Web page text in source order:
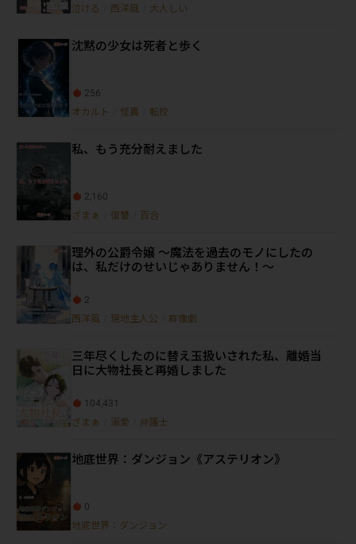
泣ける 西洋風 大人しい
沈黙の少女は死者と歩く
256
オカルト 怪異 転校
私、もう充分耐えました
2,160
ざまぁ 復讐 百合
理外の公爵令嬢 ～魔法を過去のモノにしたの
は、私だけのせいじゃありません！～
2
西洋風 現地主人公 群像劇
三年尽くしたのに替え玉扱いされた私、離婚当
日に大物社長と再婚しました
104,431
ざまぁ 溺愛 弁護士
地底世界：ダンジョン《アステリオン》
0
地底世界：ダンジョン